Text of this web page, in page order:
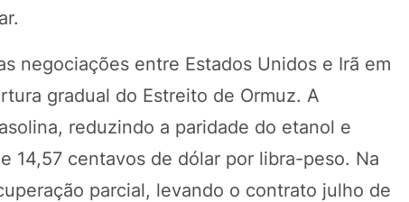
negociações entre Estados Unidos e Irã em
gradual do Estreito de Ormuz. A
reduzindo a paridade do etanol e
14,57 centavos de dólar por libra-peso. Na
parcial, levando o contrato julho de